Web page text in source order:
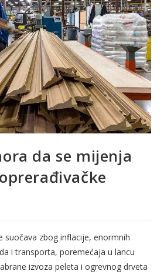
da se mijenja
suočava zbog inflacije, enormnih
i transporta, poremećaja u lancu
izvoza peleta i ogrevnog drveta